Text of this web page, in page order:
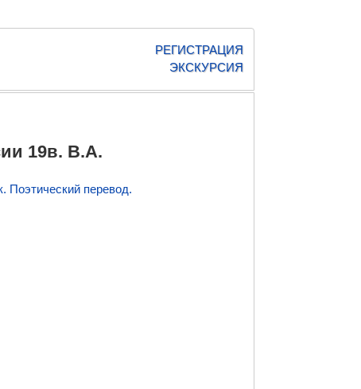
РЕГИСТРАЦИЯ
ЭКСКУРСИЯ
19в. В.А.
Поэтический перевод.